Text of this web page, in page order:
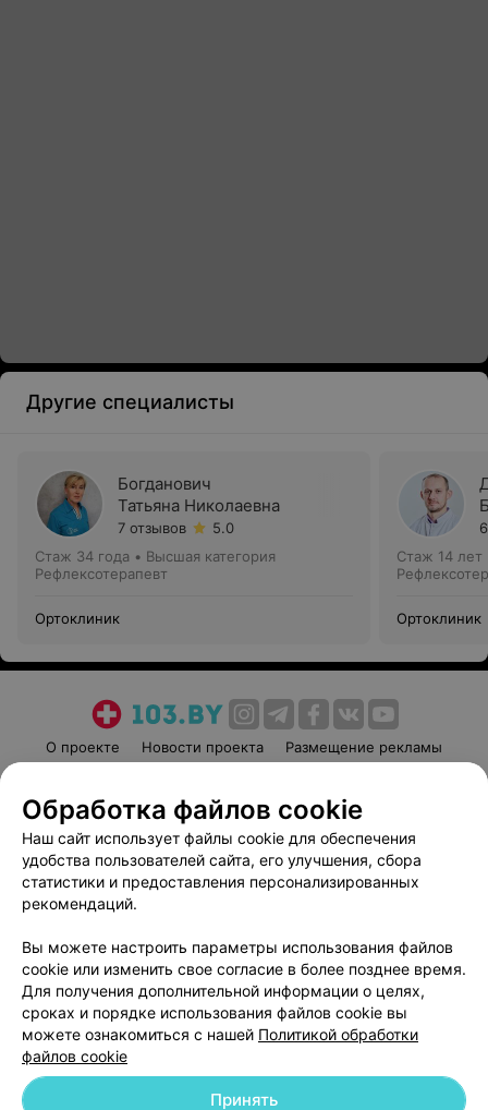
Другие специалисты
Богданович
Татьяна Николаевна
7 отзывов
5.0
Стаж 34 года • Высшая категория
Рефлексотерапевт
Ортоклиник
Стаж 14 лет
Ортоклиник
О проекте Новости проекта
Размещение рекламы
Пользовательское соглашение
Способы оплаты
Вакансии
Партнеры
Написать руководителю 103.by
Обработка персональных данных
Обработка файлов cookie
Наш сайт использует файлы cookie для обеспечения
удобства пользователей сайта, его улучшения, сбора
статистики и предоставления персонализированных
рекомендаций.
Вы можете настроить параметры использования файлов
cookie или изменить свое согласие в более позднее время.
Для получения дополнительной информации о целях,
сроках и порядке использования файлов cookie вы
можете ознакомиться с нашей Политикой обработки
файлов cookie
Принять